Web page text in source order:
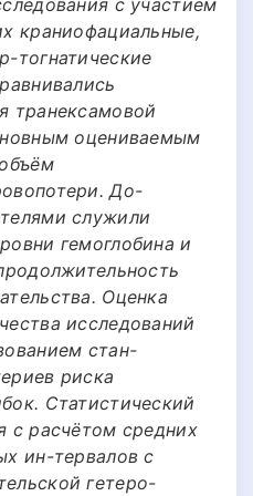
краниофациальные,
тогнатические
транексамовой
оцениваемым
До-
служили
гемоглобина и
Оценка
исследований
стан-
риска
Статистический
с расчётом средних
ин-тервалов с
гетеро-